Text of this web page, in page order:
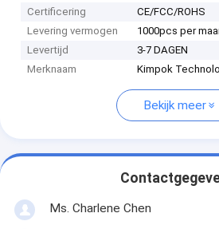
Certificering
CE/FCC/ROHS
Levering vermogen
1000pcs per
Levertijd
3-7 DAGEN
Merknaam
Kimpok
Bekijk meer
Ms. Charlene Chen